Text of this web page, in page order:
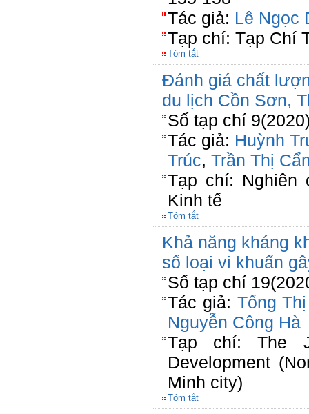
Tác giả: Lê Ngọc
Tạp chí: Tạp Chí
Tóm tắt
Đánh giá chất
du lịch Cồn Sơn,
Số tạp chí
Tác giả: Huỳnh
Trúc, Trần Thị
Tạp chí: Nghiên
Kinh tế
Tóm tắt
Khả năng kháng
số loại vi khuẩn
Số tạp chí
Tác giả: Tống
Nguyễn Công Hà
Tạp chí: The
Development
Minh city)
Tóm tắt